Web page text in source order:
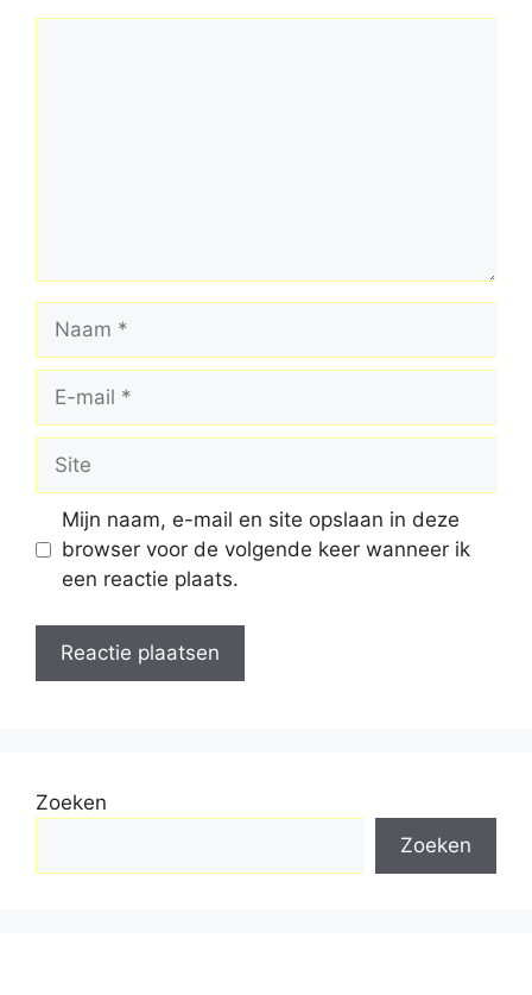
Naam
Site
Mijn naam, e-mail en site opslaan in deze
browser voor de volgende keer wanneer ik
een reactie plaats.
Zoeken
Zoeken